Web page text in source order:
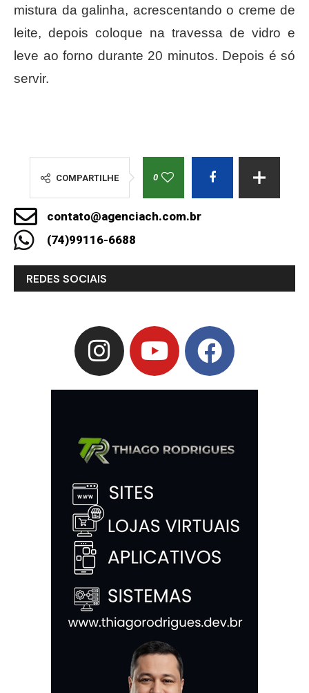
mistura da galinha, acrescentando o creme de
leite, depois coloque na travessa de vidro e
leve ao forno durante 20 minutos. Depois é só
servir.
COMPARTILHE 0
contato@agenciach.com.br
(74)99116-6688
REDES SOCIAIS